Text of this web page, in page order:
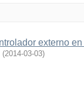
externo
(2014-03-03)